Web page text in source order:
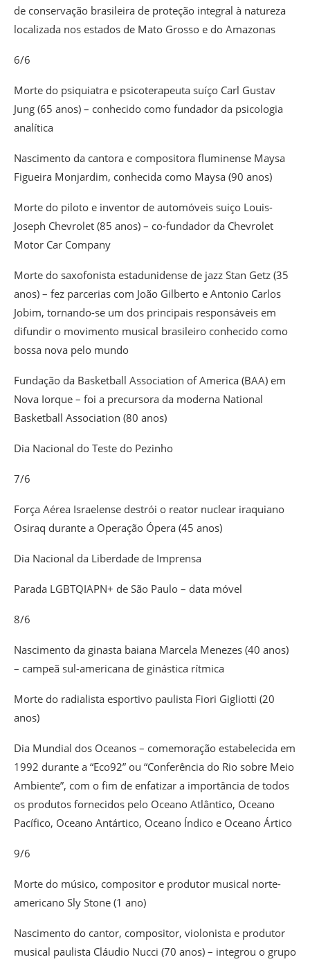
de conservação brasileira de proteção integral à natureza
localizada nos estados de Mato Grosso e do Amazonas
6/6
Morte do psiquiatra e psicoterapeuta suíço Carl Gustav
Jung (65 anos) – conhecido como fundador da psicologia
analítica
Nascimento da cantora e compositora fluminense Maysa
Figueira Monjardim, conhecida como Maysa (90 anos)
Morte do piloto e inventor de automóveis suiço Louis-
Joseph Chevrolet (85 anos) – co-fundador da Chevrolet
Motor Car Company
Morte do saxofonista estadunidense de jazz Stan Getz (35
anos) – fez parcerias com João Gilberto e Antonio Carlos
Jobim, tornando-se um dos principais responsáveis em
difundir o movimento musical brasileiro conhecido como
bossa nova pelo mundo
Fundação da Basketball Association of America (BAA) em
Nova Iorque – foi a precursora da moderna National
Basketball Association (80 anos)
Dia Nacional do Teste do Pezinho
7/6
Força Aérea Israelense destrói o reator nuclear iraquiano
Osiraq durante a Operação Ópera (45 anos)
Dia Nacional da Liberdade de Imprensa
Parada LGBTQIAPN+ de São Paulo – data móvel
8/6
Nascimento da ginasta baiana Marcela Menezes (40 anos)
– campeã sul-americana de ginástica rítmica
Morte do radialista esportivo paulista Fiori Gigliotti (20
anos)
Dia Mundial dos Oceanos – comemoração estabelecida em
1992 durante a “Eco92” ou “Conferência do Rio sobre Meio
Ambiente”, com o fim de enfatizar a importância de todos
os produtos fornecidos pelo Oceano Atlântico, Oceano
Pacífico, Oceano Antártico, Oceano Índico e Oceano Ártico
9/6
Morte do músico, compositor e produtor musical norte-
americano Sly Stone (1 ano)
Nascimento do cantor, compositor, violonista e produtor
musical paulista Cláudio Nucci (70 anos) – integrou o grupo